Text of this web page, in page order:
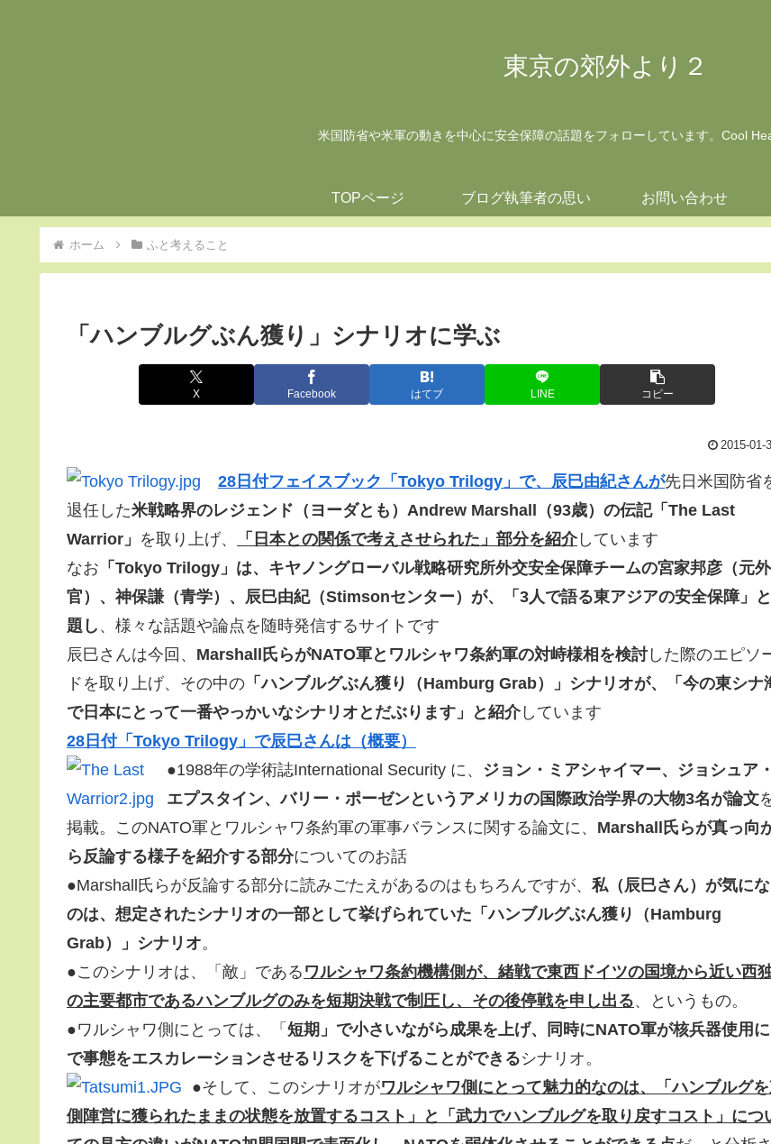
東京の郊外より２
米国防省や米軍の動きを中心に安全保障の話題をフォローしています。Cool
TOPページ ブログ執筆者の思い お問い合わせ
ホーム ふと考えること
「ハンブルグぶん獲り」シナリオに学ぶ
X Facebook はてブ LINE コピー
2015-01-
28日付フェイスブック「Tokyo Trilogy」で、辰巳由紀さんが先日米国防省
退任した米戦略界のレジェンド（ヨーダとも）Andrew Marshall（93歳）の伝記「The Last
Warrior」 を取り上げ、 「日本との関係で考えさせられた」部分を紹介しています
なお 「Tokyo Trilogy」は、キヤノングローバル戦略研究所外交安全保障チームの宮家邦彦（元
官）、神保謙（青学）、辰巳由紀（Stimsonセンター）が、「3人で語る東アジアの安全保障」と
題し 、様々な話題や論点を随時発信するサイトです
辰巳さんは今回、 Marshall氏らがNATO軍とワルシャワ条約軍の対峙様相を検討した際のエピソ
ドを取り上げ、その中の 「ハンブルグぶん獲り（Hamburg Grab）」シナリオが、「今の東シナ
で日本にとって一番やっかいなシナリオとだぶります」と紹介しています
28日付「Tokyo Trilogy」で辰巳さんは（概要）
●1988年の学術誌International Security に、 ジョン・ミアシャイマー、ジョシュア・
エプスタイン、バリー・ポーゼンというアメリカの国際政治学界の大物3名が論文
掲載。このNATO軍とワルシャワ条約軍の軍事バランスに関する論文に、 Marshall氏らが真っ向
ら反論する様子を紹介する部分についてのお話
●Marshall氏らが反論する部分に読みごたえがあるのはもちろんですが、 私（辰巳さん）が気に
のは、想定されたシナリオの一部として挙げられていた「ハンブルグぶん獲り（Hamburg
Grab）」シナリオ。
●このシナリオは、「敵」である ワルシャワ条約機構側が、緒戦で東西ドイツの国境から近い西
の主要都市であるハンブルグのみを短期決戦で制圧し、その後停戦を申し出る、というもの。
●ワルシャワ側にとっては、「 短期」で小さいながら成果を上げ、同時にNATO軍が核兵器使用に
で事態をエスカレーションさせるリスクを下げることができるシナリオ。
●そして、このシナリオがワルシャワ側にとって魅力的なのは、「ハンブルグ
側陣営に獲られたままの状態を放置するコスト」と「武力でハンブルグを取り戻すコスト」につ